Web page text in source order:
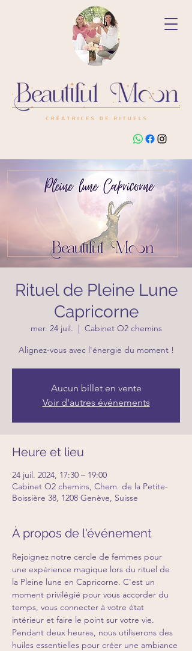
Rituel de Pleine Lune
Capricorne
mer. 24 juil.
  |
Cabinet O2 chemins
Alignez-vous avec l'énergie du moment !
Aucun billet en vente
Voir d'autres événements
Heure et lieu
24 juil. 2024, 17:30 – 19:00
Cabinet O2 chemins, Chem. de la Petite-
Boissière 38, 1208 Genève, Suisse
À propos de l'événement
Rejoignez notre cercle de femmes pour
une expérience magique lors du rituel de
la Pleine lune en Capricorne. C'est un
moment privilégié pour vous accorder du
temps, vous connecter à votre état
intérieur et faire le point sur votre vie.
Pendant deux heures, nous utiliserons des
huiles essentielles pour créer une ambiance